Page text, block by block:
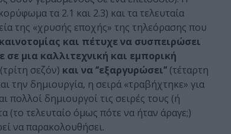
τα 2.1 και 2.3) και τα τελευταία
της «χρυσής εποχής» της τηλεόρασης που
και πέτυχε να συσπειρώσει
σε μια καλλιτεχνική και εμπορική
(τρίτη σεζόν) και να ‘’εξαργυρώσει’’ (τέταρτη
την δημιουργία, η σειρά «τραβήχτηκε» για
πολλοί δημιουργοί τις σειρές τους (ή
(το τελευταίο όμως πότε να ήταν άραγε;)
να παρακολουθήσει.